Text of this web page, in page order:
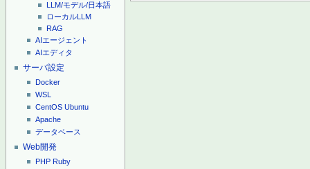
LLM/モデル/日本語
ローカルLLM
RAG
AIエージェント
AIエディタ
サーバ設定
Docker
WSL
CentOS Ubuntu
Apache
データベース
Web開発
PHP Ruby